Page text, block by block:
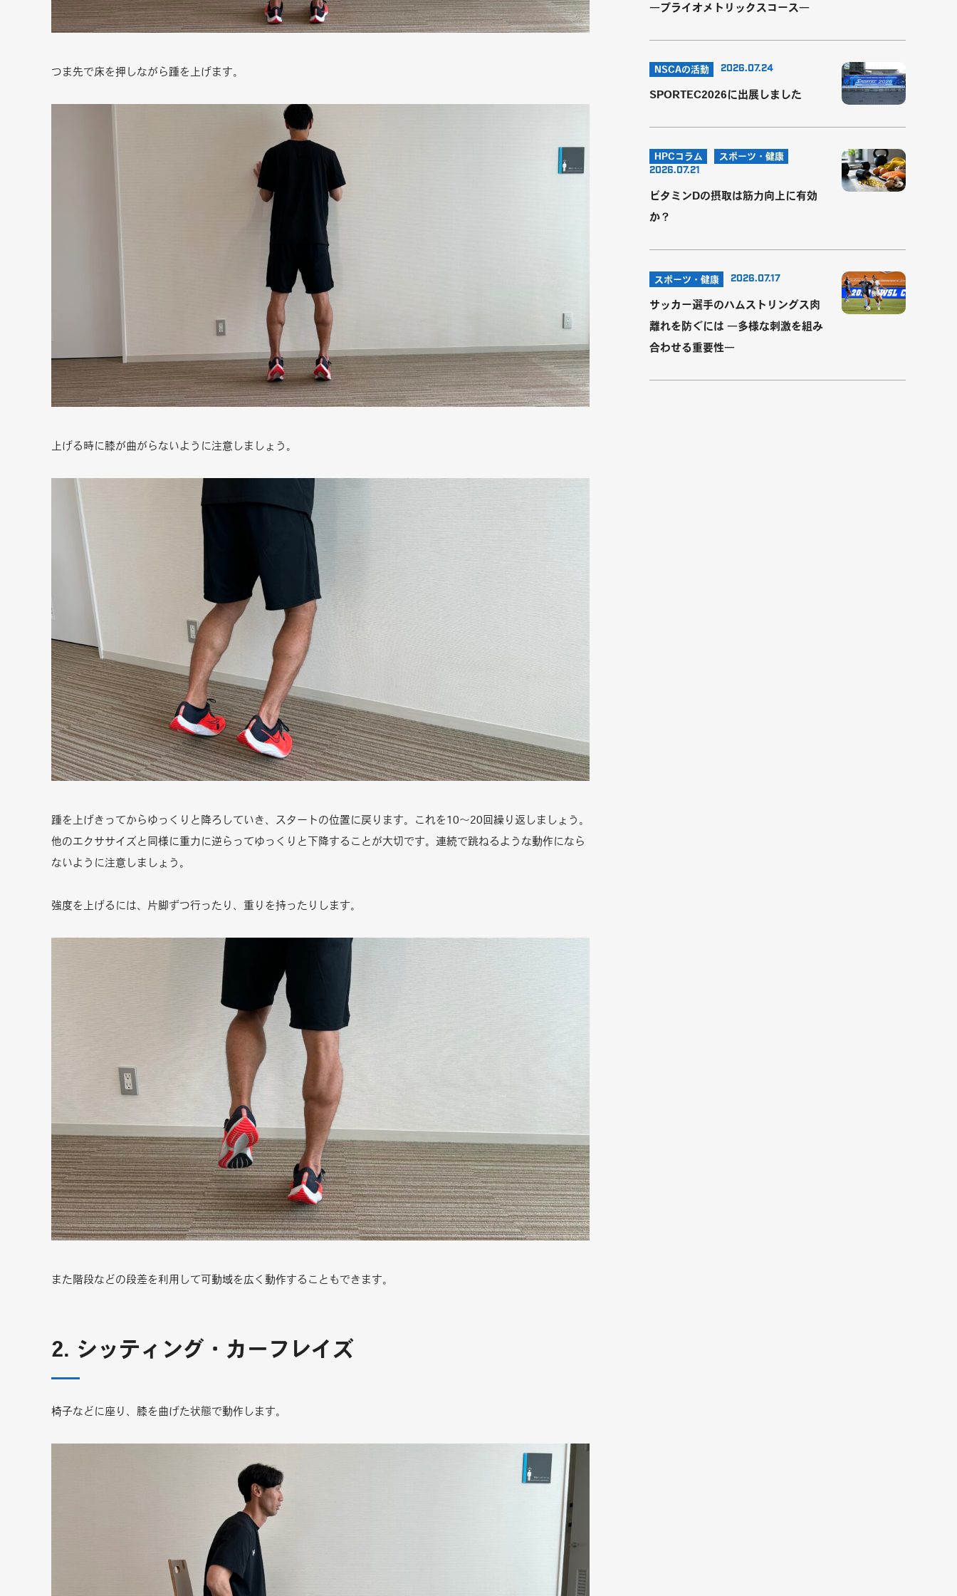
つま先で床を押しながら踵を上げます。
上げる時に膝が曲がらないように注意しましょう。
踵を上げきってからゆっくりと降ろしていき、スタートの位置に戻ります。これを10～20回繰り返しましょう。
他のエクササイズと同様に重力に逆らってゆっくりと下降することが大切です。連続で跳ねるような動作になら
ないように注意しましょう。
強度を上げるには、片脚ずつ行ったり、重りを持ったりします。
また階段などの段差を利用して可動域を広く動作することもできます。
2. シッティング・カーフレイズ
椅子などに座り、膝を曲げた状態で動作します。
―プライオメトリックスコース―
NSCAの活動 2026.07.24
SPORTEC2026に出展しました
HPCコラム スポーツ・健康
2026.07.21
ビタミンDの摂取は筋力向上に有効
か？
スポーツ・健康 2026.07.17
サッカー選手のハムストリングス肉
離れを防ぐには ―多様な刺激を組み
合わせる重要性―